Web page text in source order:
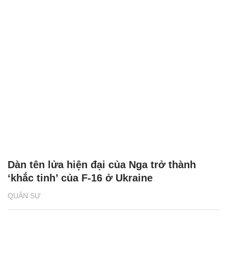
QUÂN SỰ
Dàn tên lửa hiện đại của Nga trở thành
‘khắc tinh’ của F-16 ở Ukraine